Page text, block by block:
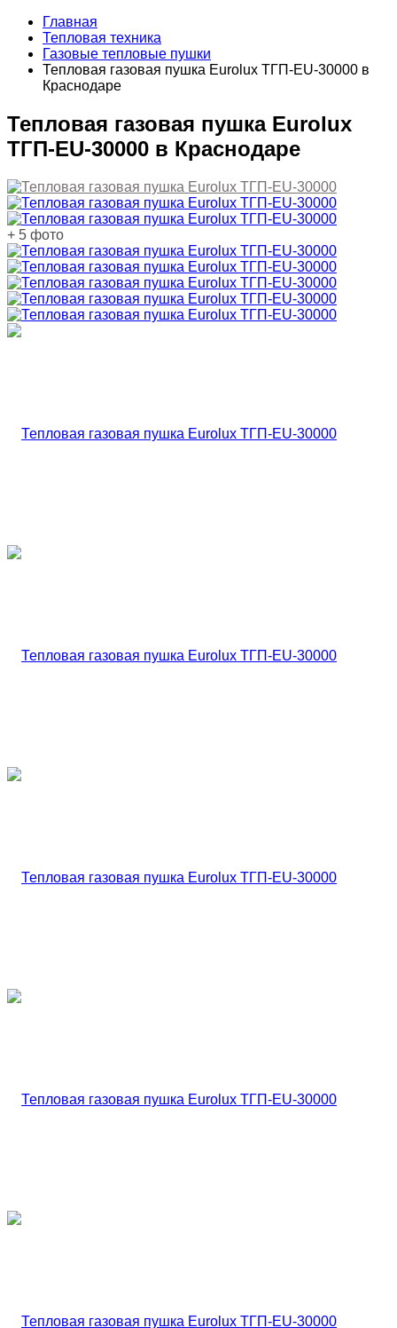
Главная
Тепловая техника
Газовые тепловые пушки
Тепловая газовая пушка Eurolux ТГП-EU-30000 в
Краснодаре
Тепловая газовая пушка Eurolux
ТГП-EU-30000 в Краснодаре
+ 5 фото